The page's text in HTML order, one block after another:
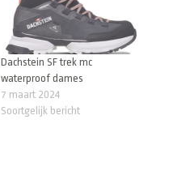
Dachstein SF trek mc
waterproof dames
7 maart 2024
Soortgelijk bericht